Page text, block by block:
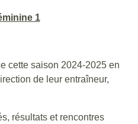
1
cette saison 2024-2025 en
de leur entraîneur,
résultats et rencontres